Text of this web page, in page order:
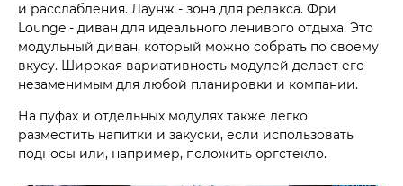
и расслабления. Лаунж - зона для релакса. Фри
Lounge - диван для идеального ленивого отдыха. Это
модульный диван, который можно собрать по своему
вкусу. Широкая вариативность модулей делает его
незаменимым для любой планировки и компании.
На пуфах и отдельных модулях также легко
разместить напитки и закуски, если использовать
подносы или, например, положить оргстекло.